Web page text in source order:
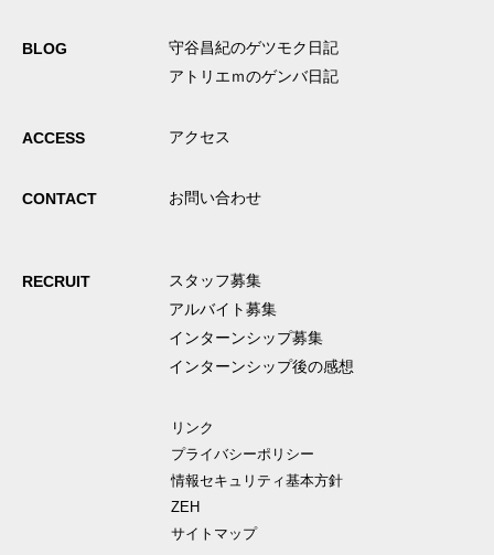
BLOG
守谷昌紀のゲツモク日記
アトリエｍのゲンバ日記
ACCESS アクセス
CONTACT お問い合わせ
RECRUIT
スタッフ募集
アルバイト募集
インターンシップ募集
インターンシップ後の感想
リンク
プライバシーポリシー
情報セキュリティ基本方針
ZEH
サイトマップ